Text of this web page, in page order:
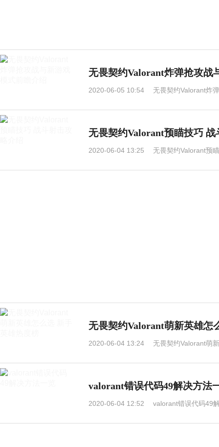
无畏契约Valorant炸弹抢攻战
2020-06-05 10:54 无畏契约Valorant炸
无畏契约Valorant预瞄技巧
2020-06-04 13:25 无畏契约Valorant预
无畏契约Valorant萌新英雄怎
2020-06-04 13:24 无畏契约Valorant萌
valorant错误代码49解决方法
2020-06-04 12:52 valorant错误代码49